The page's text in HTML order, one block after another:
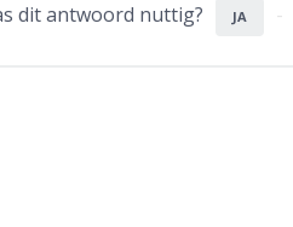
dit antwoord nuttig? JA